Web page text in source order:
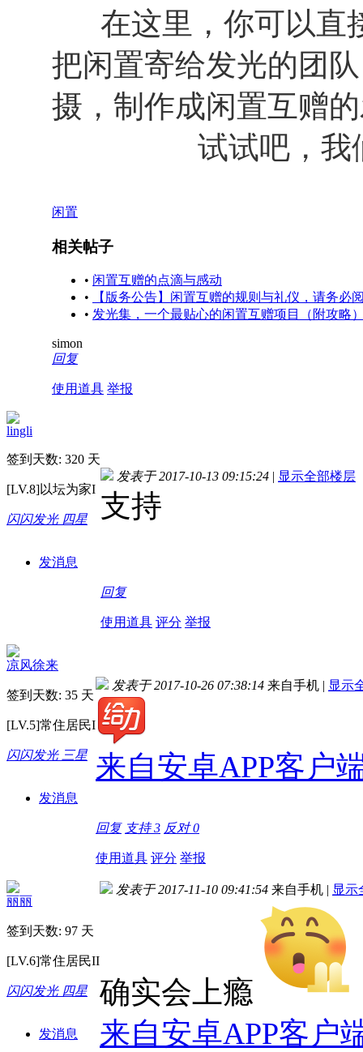
在这里，你可以直
把闲置寄给发光的团
摄，制作成闲置互赠
试试吧，我
闲置
相关帖子
• 闲置互赠的点滴与感动
•
【版务公告】闲置互赠的规则与礼仪，请务必
• 发光集，一个最贴心的闲置互赠项目（附攻略
simon
回复
使用道具 举报
lingli
签到天数: 320 天
[LV.8]以坛为家I
闪闪发光 四星
发消息
发表于 2017-10-13 09:15:24 | 显示全部楼层
支持
回复
使用道具 评分 举报
凉风徐来
签到天数: 35 天
[LV.5]常住居民I
闪闪发光 三星
发消息
发表于 2017-10-26 07:38:14 来自手机 | 显示
来自安卓APP客户
回复 支持3 反对0
使用道具 评分 举报
丽丽
签到天数: 97 天
[LV.6]常住居民II
闪闪发光 四星
发消息
发表于 2017-11-10 09:41:54 来自手机 | 显示
确实会上瘾
来自安卓APP客户